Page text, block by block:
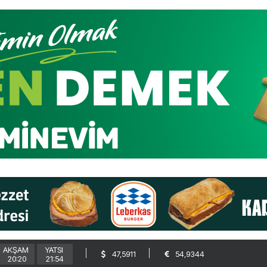
AKŞAM
20:20
YATSI
21:54
47,5911 54,9344